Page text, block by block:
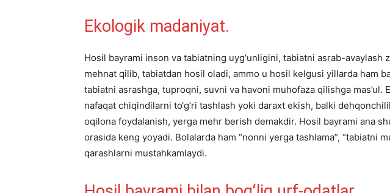
Ekologik madaniyat.
Hosil bayrami inson va tabiatning uyg‘unligini, tabiatni asrab-avaylash
mehnat qilib, tabiatdan hosil oladi, ammo u hosil kelgusi yillarda ham
tabiatni asrashga, tuproqni, suvni va havoni muhofaza qilishga mas’ul.
nafaqat chiqindilarni to‘g‘ri tashlash yoki daraxt ekish, balki
oqilona foydalanish, yerga mehr berish demakdir. Hosil bayrami ana
orasida keng yoyadi. Bolalarda ham “nonni yerga tashlama”, “tabiatni
qarashlarni mustahkamlaydi.